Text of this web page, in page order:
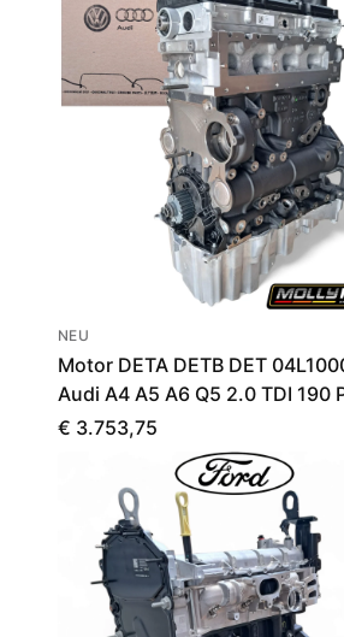
NEU
Motor DETA DETB DET
Audi A4 A5 A6 Q5 2.0 TDI 190
€ 3.753,75